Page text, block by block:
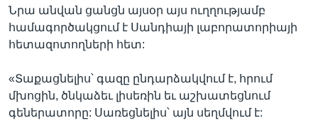
Նրա անվան ցանցն այսօր այս ուղղությամբ
համագործակցում է Սանդիայի լաբորատորիայի
հետազոտողների հետ:
«Տաքացնելիս՝ գազը ընդարձակվում է, հրում
մխոցին, ծնկաձեւ լիսեռին եւ աշխատեցնում
գեներատորը: Սառեցնելիս՝ այն սեղմվում է: